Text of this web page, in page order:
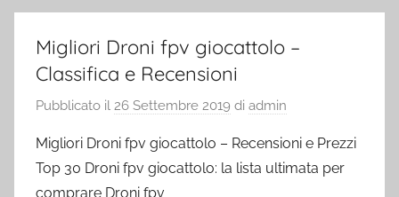
Migliori Droni fpv giocattolo –
Classifica e Recensioni
Pubblicato il 26 Settembre 2019 di admin
Migliori Droni fpv giocattolo – Recensioni e Prezzi
Top 30 Droni fpv giocattolo: la lista ultimata per
comprare Droni fpv